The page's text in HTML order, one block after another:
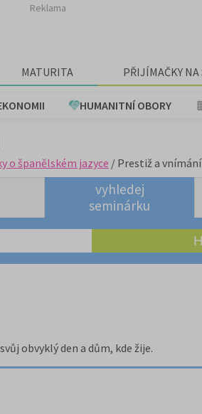
Reklama
MATURITA PŘIJÍMAČKY NA
HUMANITNÍ OBORY
o španělském jazyce / Prestiž a
vyhledej
seminárku
obvyklý den a dům, kde žije.